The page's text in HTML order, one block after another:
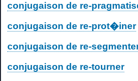
conjugaison de re-
conjugaison de re-prot�iner
conjugaison de re-
conjugaison de re-tourner